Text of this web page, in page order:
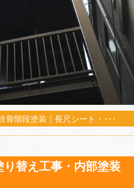
骨階段塗装｜長尺シート・･･･
替え工事・内部塗装